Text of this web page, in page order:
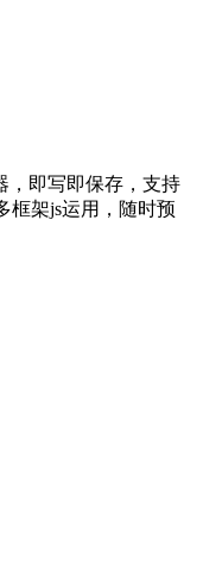
，即写即保存，支持
框架js运用，随时预